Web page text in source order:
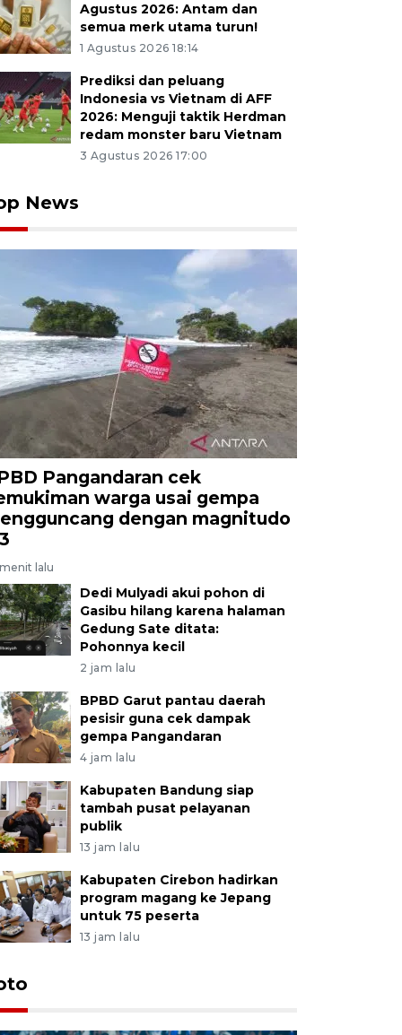
Agustus 2026: Antam dan
semua merk utama turun!
1 Agustus 2026 18:14
Prediksi dan peluang
Indonesia vs Vietnam di AFF
2026: Menguji taktik Herdman
redam monster baru Vietnam
3 Agustus 2026 17:00
News
Pangandaran cek
warga usai gempa
dengan magnitudo
lalu
Dedi Mulyadi akui pohon di
Gasibu hilang karena halaman
Gedung Sate ditata:
Pohonnya kecil
2 jam lalu
BPBD Garut pantau daerah
pesisir guna cek dampak
gempa Pangandaran
4 jam lalu
Kabupaten Bandung siap
tambah pusat pelayanan
publik
13 jam lalu
Kabupaten Cirebon hadirkan
program magang ke Jepang
untuk 75 peserta
13 jam lalu